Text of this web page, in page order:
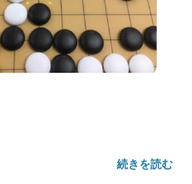
続きを読む